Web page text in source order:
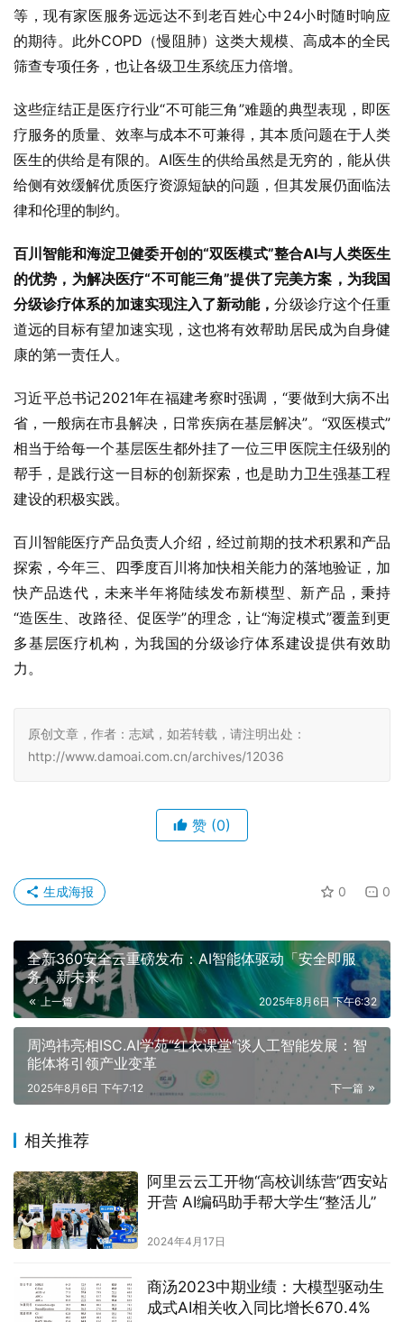
等，现有家医服务远远达不到老百姓心中24小时随时响应
的期待。此外COPD（慢阻肺）这类大规模、高成本的全民
筛查专项任务，也让各级卫生系统压力倍增。
这些症结正是医疗行业“不可能三角”难题的典型表现，即医
疗服务的质量、效率与成本不可兼得，其本质问题在于人类
医生的供给是有限的。AI医生的供给虽然是无穷的，能从供
给侧有效缓解优质医疗资源短缺的问题，但其发展仍面临法
律和伦理的制约。
百川智能和海淀卫健委开创的“双医模式”整合AI与人类医生
的优势，为解决医疗“不可能三角”提供了完美方案，为我国
分级诊疗体系的加速实现注入了新动能，分级诊疗这个任重
道远的目标有望加速实现，这也将有效帮助居民成为自身健
康的第一责任人。
习近平总书记2021年在福建考察时强调，“要做到大病不出
省，一般病在市县解决，日常疾病在基层解决”。“双医模式”
相当于给每一个基层医生都外挂了一位三甲医院主任级别的
帮手，是践行这一目标的创新探索，也是助力卫生强基工程
建设的积极实践。
百川智能医疗产品负责人介绍，经过前期的技术积累和产品
探索，今年三、四季度百川将加快相关能力的落地验证，加
快产品迭代，未来半年将陆续发布新模型、新产品，秉持
“造医生、改路径、促医学”的理念，让“海淀模式”覆盖到更
多基层医疗机构，为我国的分级诊疗体系建设提供有效助
力。
原创文章，作者：志斌，如若转载，请注明出处：
http://www.damoai.com.cn/archives/12036
赞 (0)
0 0
生成海报
全新360安全云重磅发布：AI智能体驱动「安全即服
务」新未来
上一篇 2025年8月6日 下午6:32
周鸿祎亮相ISC.AI学苑“红衣课堂”谈人工智能发展：智
能体将引领产业变革
下一篇
2025年8月6日 下午7:12
相关推荐
阿里云云工开物“高校训练营”西安站
开营 AI编码助手帮大学生“整活儿”
2024年4月17日
商汤2023中期业绩：大模型驱动生
成式AI相关收入同比增长670.4%